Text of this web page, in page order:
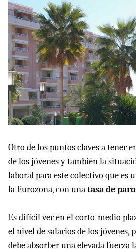
Otro de los puntos claves a tener
de los jóvenes y también la
laboral para este colectivo que es
la Eurozona, con unatasa de
Es difícil ver en el corto-medio
el nivel de salarios de los jóvenes,
debe absorber una elevada fuerza